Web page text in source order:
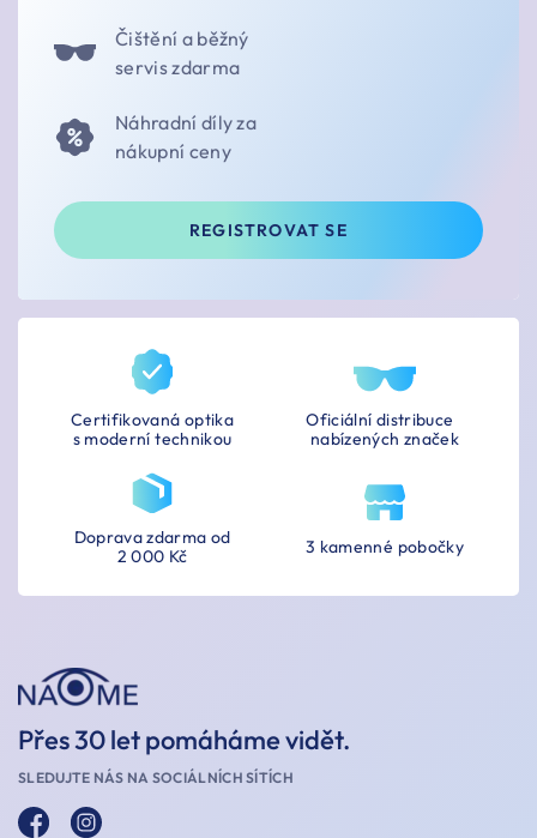
Čištění a běžný
servis zdarma
Náhradní díly za
nákupní ceny
REGISTROVAT SE
Certifikovaná optika
s moderní technikou
Oficiální distribuce
nabízených značek
3 kamenné pobočky
Doprava zdarma od
2 000 Kč
Přes 30 let pomáháme vidět.
SLEDUJTE NÁS NA SOCIÁLNÍCH SÍTÍCH